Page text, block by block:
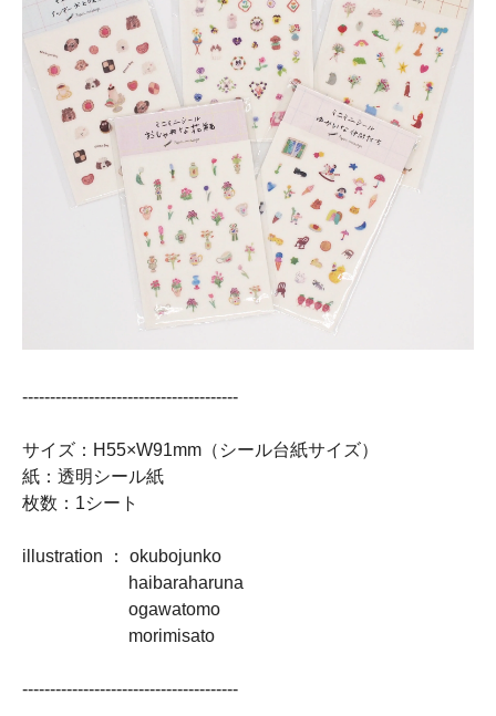
---------------------------------------
サイズ：H55×W91mm（シール台紙サイズ）
紙：透明シール紙
枚数：1シート
illustration ： okubojunko
haibaraharuna
ogawatomo
morimisato
---------------------------------------